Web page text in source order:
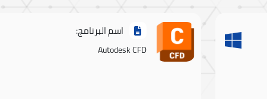
اسم البرنامج:
Autodesk CFD